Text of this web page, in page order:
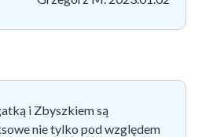
i Zbyszkiem są
nie tylko pod względem